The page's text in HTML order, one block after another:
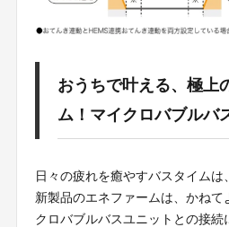
おうちで叶える、極上
ム！マイクロバブルバ
日々の疲れを癒やすバスタイムは
新製品のエネファームは、かねて
クロバブルバスユニットとの接続